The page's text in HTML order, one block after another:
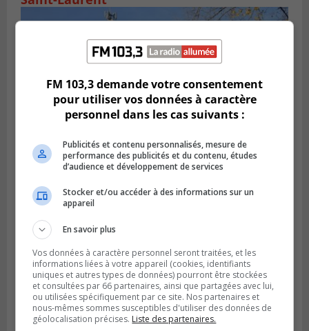
CANDIAC
Publié le 27 juillet 2026 à 14h40
Candiac propulse sa transition verte
FM 103,3 demande votre consentement
pour utiliser vos données à caractère
personnel dans les cas suivants :
Publicités et contenu personnalisés, mesure de
performance des publicités et du contenu, études
d’audience et développement de services
Stocker et/ou accéder à des informations sur un
appareil
En savoir plus
Vos données à caractère personnel seront traitées, et les
informations liées à votre appareil (cookies, identifiants
uniques et autres types de données) pourront être stockées
et consultées par 66 partenaires, ainsi que partagées avec lui,
ou utilisées spécifiquement par ce site. Nos partenaires et
nous-mêmes sommes susceptibles d'utiliser des données de
géolocalisation précises. Liste des partenaires.